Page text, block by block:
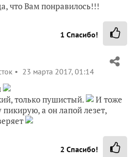
что Вам понравилось!!!
1 Спасибо!
23 марта 2017, 01:14
только пушистый.
И тоже
а он лапой лезет,
2 Спасибо!